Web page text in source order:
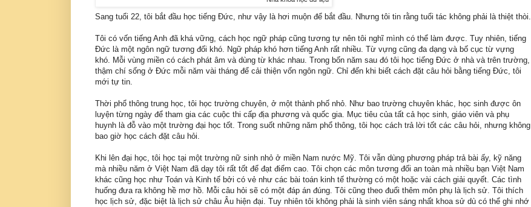
Sang tuổi 22, tôi bắt đầu học tiếng Đức, như vậy là hơi muộn để bắt đầu. Nhưng tôi tin rằng tuổi tác không phải là thiệt thòi.
Tôi có vốn tiếng Anh đã khá vững, cách học ngữ pháp cũng tương tự nên tôi nghĩ mình có thể làm được. Tuy nhiên, tiếng
Đức là một ngôn ngữ tương đối khó. Ngữ pháp khó hơn tiếng Anh rất nhiều. Từ vựng cũng đa dạng và bố cục từ vựng
khó. Mỗi vùng miền có cách phát âm và dùng từ khác nhau. Trong bốn năm sau đó tôi học tiếng Đức ở nhà và trên trường,
thậm chí sống ở Đức mỗi năm vài tháng để cải thiện vốn ngôn ngữ. Chỉ đến khi biết cách đặt câu hỏi bằng tiếng Đức, tôi
mới tự tin.
Thời phổ thông trung học, tôi học trường chuyên, ở một thành phố nhỏ. Như bao trường chuyên khác, học sinh được ôn
luyện từng ngày để tham gia các cuộc thi cấp địa phương và quốc gia. Mục tiêu của tất cả học sinh, giáo viên và phụ
huynh là đỗ vào một trường đại học tốt. Trong suốt những năm phổ thông, tôi học cách trả lời tốt các câu hỏi, nhưng không
bao giờ học cách đặt câu hỏi.
Khi lên đại học, tôi học tại một trường nữ sinh nhỏ ở miền Nam nước Mỹ. Tôi vẫn dùng phương pháp trả bài ấy, kỹ năng
mà nhiều năm ở Việt Nam đã dạy tôi rất tốt để đạt điểm cao. Tôi chọn các môn tương đối an toàn mà nhiều bạn Việt Nam
khác cũng học như Toán và Kinh tế bởi có vẻ như các bài toán kinh tế thường có một hoặc vài cách giải quyết. Các tình
huống đưa ra không hề mơ hồ. Mỗi câu hỏi sẽ có một đáp án đúng. Tôi cũng theo đuổi thêm môn phụ là lịch sử. Tôi thích
học lịch sử, đặc biệt là lịch sử châu Âu hiện đại. Tuy nhiên tôi không phải là sinh viên sáng nhất khoa sử dù có thể ghi nhớ